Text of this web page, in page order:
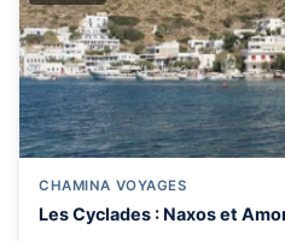
CHAMINA VOYAGES
Les Cyclades : Naxos et